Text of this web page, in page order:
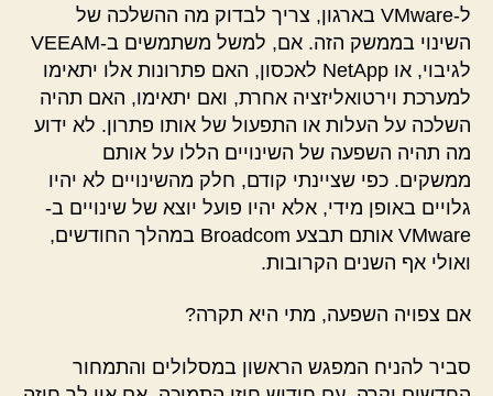
ל-VMware בארגון, צריך לבדוק מה ההשלכה של
השינוי בממשק הזה. אם, למשל משתמשים ב-VEEAM
לגיבוי, או NetApp לאכסון, האם פתרונות אלו יתאימו
למערכת וירטואליזציה אחרת, ואם יתאימו, האם תהיה
השלכה על העלות או התפעול של אותו פתרון. לא ידוע
מה תהיה השפעה של השינויים הללו על אותם
ממשקים. כפי שציינתי קודם, חלק מהשינויים לא יהיו
גלויים באופן מידי, אלא יהיו פועל יוצא של שינויים ב-
VMware אותם תבצע Broadcom במהלך החודשים,
ואולי אף השנים הקרובות.
אם צפויה השפעה, מתי היא תקרה?
סביר להניח המפגש הראשון במסלולים והתמחור